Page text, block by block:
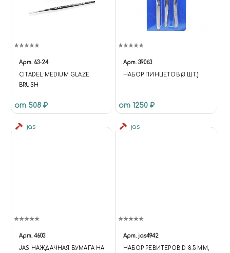
Арт. 63-24
CITADEL MEDIUM GLAZE
BRUSH
от 508 ₽
Арт. 39063
НАБОР ПИНЦЕТОВ (3 ШТ.)
от 1250 ₽
jas
Арт. 4603
JAS НАЖДАЧНАЯ БУМАГА НА
jas
Арт. jas4942
НАБОР РЕВИТЕРОВ D 8.5 ММ,